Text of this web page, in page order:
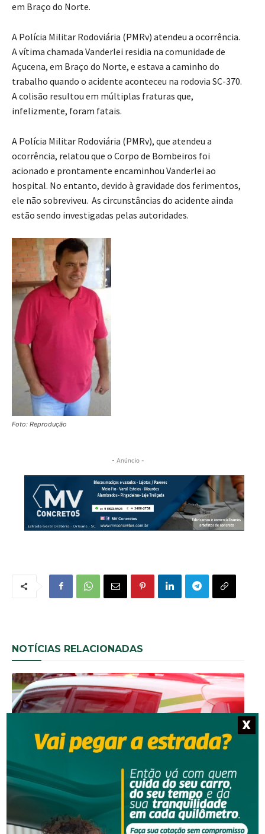
em Braço do Norte.
A Polícia Militar Rodoviária (PMRv) atendeu a ocorrência.
A vítima chamada Vanderlei residia na comunidade de
Açucena, em Braço do Norte, e estava a caminho do
trabalho quando o acidente aconteceu na rodovia SC-370.
A colisão resultou em múltiplas fraturas que,
infelizmente, foram fatais.
A Polícia Militar Rodoviária (PMRv), que atendeu a
ocorrência, relatou que o Corpo de Bombeiros foi
acionado e prontamente encaminhou Vanderlei ao
hospital. No entanto, devido à gravidade dos ferimentos,
ele não sobreviveu. As circunstâncias do acidente ainda
estão sendo investigadas pelas autoridades.
Foto: Reprodução
- Anúncio -
NOTÍCIAS RELACIONADAS
Segurança
Mulher contrata casal para faxina e percebe sumiço
de R$ 1 mil em Orleans
X